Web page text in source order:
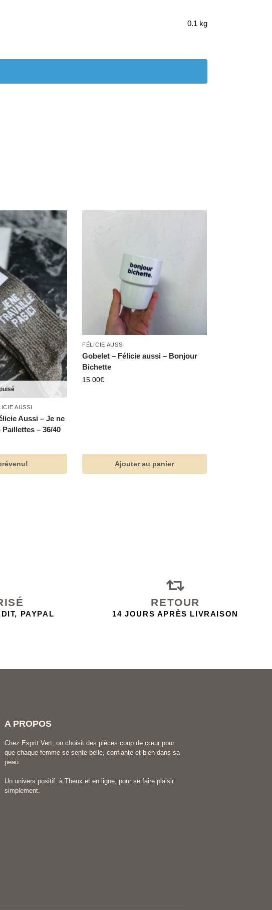
0.1 kg
AUSSI
Aussi – Je ne
– 36/40
FÉLICIE AUSSI
Gobelet – Félicie aussi – Bonjour
Bichette
15.00€
Ajouter au panier
PAYPAL
RETOUR
14 JOURS APRÈS LIVRAISON
A PROPOS
Chez Esprit Vert, on choisit des pièces coup de cœur pour
que chaque femme se sente belle, confiante et bien dans sa
peau.
Un univers positif, à Theux et en ligne, pour se faire plaisir
simplement.